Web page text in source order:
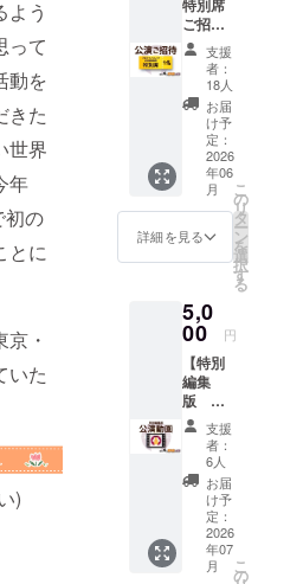
よう
って
動を
きた
世界
年
初の
とに
・
いた
)
ーー “備
考
欄”に、
認知症
や介護
につい
ての思
い出、
ご支援
いただ
いた理
由をお
聞かせ
です。
その
際、
「公開
可能」
とご記
入いた
だけま
した
ら、こ
のクラ
ウド
ファン
ディン
グ内
ご招
待】
2026年
14(日)
日開催
の「演
劇で観
る認知
症の世
界 東
京公
演」に
一名様
待させ
ていた
だきま
す。(ク
ラウド
ファン
ディン
グ支援
者様特
別席) 日
程：
2026年
6月14日
(日) 時
間：開
支援
者：
18人
お届
け予
定：
2026
年06
月
詳細を見る
こ
の
リ
タ
ー
ン
を
選
択
す
る
5,0
00 円
【特別
編集
版 公
演動
画】 今
回の公
演の
ショー
トス
トー
リーな
どを編
支援
者：
6人
お届
け予
定：
2026
年07
月
こ
の